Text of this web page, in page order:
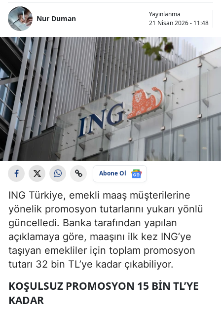
Nur Duman
Yayınlanma
21 Nisan 2026 - 11:48
Abone Ol
ING Türkiye, emekli maaş müşterilerine
yönelik promosyon tutarlarını yukarı yönlü
güncelledi. Banka tarafından yapılan
açıklamaya göre, maaşını ilk kez ING’ye
taşıyan emekliler için toplam promosyon
tutarı 32 bin TL’ye kadar çıkabiliyor.
KOŞULSUZ PROMOSYON 15 BIN TL’YE
KADAR